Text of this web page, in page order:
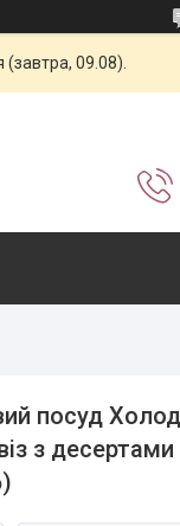
09.08).
посуд
з десертами